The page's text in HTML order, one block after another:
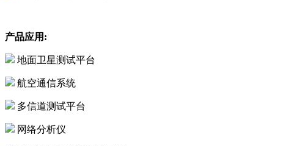
产品应用:
地面卫星测试平台
航空通信系统
多信道测试平台
网络分析仪